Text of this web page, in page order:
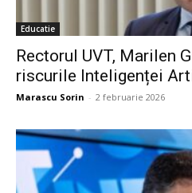
Educatie
Rectorul UVT, Marilen
riscurile Inteligenței
Marascu Sorin - 2 februarie 2026